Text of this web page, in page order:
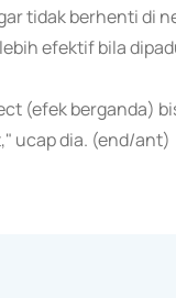
tidak berhenti di
efektif bila
(efek berganda)
ucap dia. (end/ant)